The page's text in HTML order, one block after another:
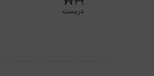
دربست